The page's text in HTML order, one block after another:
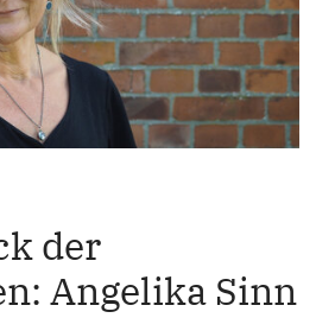
der
Angelika Sinn